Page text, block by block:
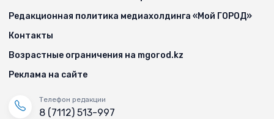
Редакционная политика медиахолдинга «Мой ГОРОД»
Контакты
Возрастные ограничения на mgorod.kz
Реклама на сайте
Телефон редакции
8 (7112) 513-997